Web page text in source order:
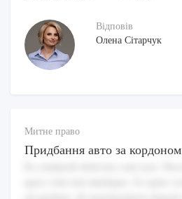
Відповів
Олена Сітарчук
Митне право
Придбання авто за кордоном